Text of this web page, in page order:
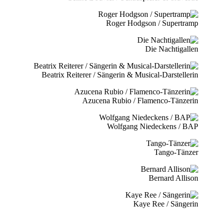
Roger Hodgson / Supertramp
Die Nachtigallen
Beatrix Reiterer / Sängerin & Musical-Darstellerin
Azucena Rubio / Flamenco-Tänzerin
Wolfgang Niedeckens / BAP
Tango-Tänzer
Bernard Allison
Kaye Ree / Sängerin